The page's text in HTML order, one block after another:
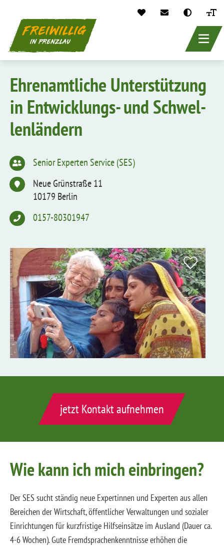
Direkt
InhaltEhrenamtliche Unterstützung
in Entwicklungs-​ und Schwel­
len­ländern
Senior Experten Service (SES)
Neue Grünstraße 11
10179 Berlin
0157-80301947
jetzt Kontakt aufnehmen
Wie kann ich mich einbringen?
Der SES sucht ständig neue Expertinnen und Experten aus allen
Bereichen der Wirtschaft, öffentlicher Verwaltungen und sozialer
Einrichtungen für kurzfristige Hilfseinsätze im Ausland (Dauer ca.
4-6 Wochen). Gute Fremdsprachenkenntnisse erhöhen die